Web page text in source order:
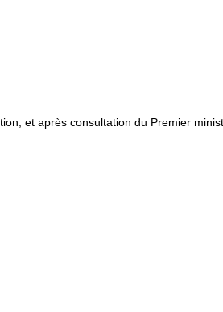
et après consultation du Premier